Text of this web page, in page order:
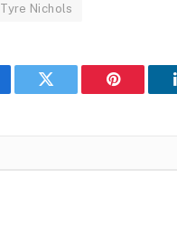
Tyre Nichols
Twitter Pinterest